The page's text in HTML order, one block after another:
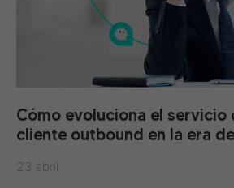
Cómo evoluciona el servicio
cliente outbound en la era
23 abril